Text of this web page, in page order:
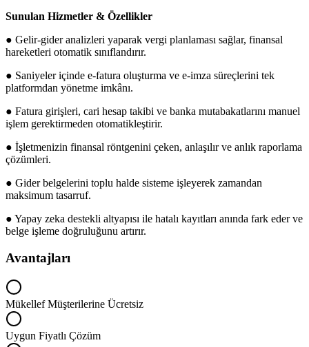
Sunulan Hizmetler & Özellikler
● Gelir-gider analizleri yaparak vergi planlaması sağlar, finansal
hareketleri otomatik sınıflandırır.
● Saniyeler içinde e-fatura oluşturma ve e-imza süreçlerini tek
platformdan yönetme imkânı.
● Fatura girişleri, cari hesap takibi ve banka mutabakatlarını manuel
işlem gerektirmeden otomatikleştirir.
● İşletmenizin finansal röntgenini çeken, anlaşılır ve anlık raporlama
çözümleri.
● Gider belgelerini toplu halde sisteme işleyerek zamandan
maksimum tasarruf.
● Yapay zeka destekli altyapısı ile hatalı kayıtları anında fark eder ve
belge işleme doğruluğunu artırır.
Avantajları
Mükellef Müşterilerine Ücretsiz
Uygun Fiyatlı Çözüm